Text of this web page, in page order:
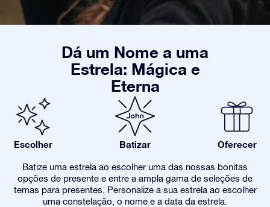
Dá um Nome a uma
Estrela: Mágica e
Eterna
Escolher Batizar Oferecer
Batize uma estrela ao escolher uma das nossas bonitas
opções de presente e entre a ampla gama de seleções de
temas para presentes. Personalize a sua estrela ao escolher
uma constelação, o nome e a data da estrela.